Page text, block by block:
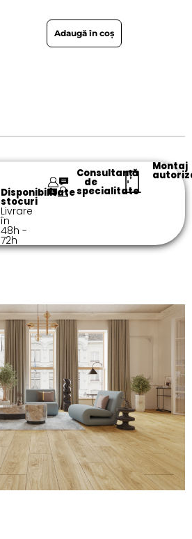
Adaugă în coș
Disponibilitate
stocuri
Livrare
în
48h -
72h​
Consultanță
de
specialitate​
Montaj